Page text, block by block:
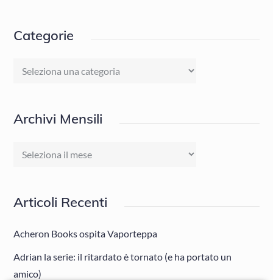
Categorie
Categorie
Archivi Mensili
Archivi
Articoli Recenti
Acheron Books ospita Vaporteppa
Adrian la serie: il ritardato è tornato (e ha portato un
amico)